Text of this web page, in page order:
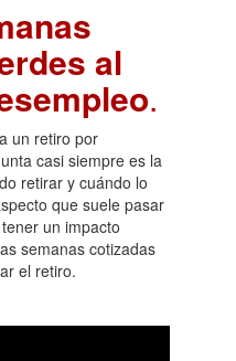
al
.
un retiro por
casi siempre es la
retirar y cuándo lo
que suele pasar
un impacto
semanas cotizadas
el retiro.